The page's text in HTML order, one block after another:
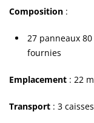
Composition :
27 panneaux
fournies
Emplacement : 22
Transport : 3